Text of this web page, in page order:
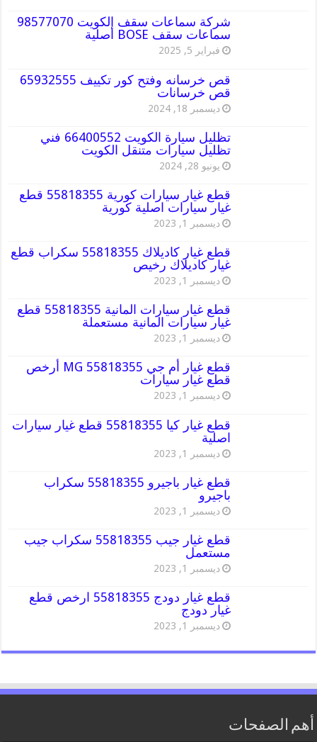
شركة سماعات سقف الكويت 98577070
سماعات سقف BOSE أصلية
فبراير 5, 2025
قص خرسانه وفتح كور تكييف 65932555
قص خرسانات
ديسمبر 18, 2024
تظليل سيارة الكويت 66400552 فني
تظليل سيارات متنقل الكويت
يونيو 28, 2024
قطع غيار سيارات كورية 55818355 قطع
غيار سيارات اصلية كورية
ديسمبر 1, 2023
قطع غيار كاديلاك 55818355 سكراب قطع
غيار كاديلاك رخيص
ديسمبر 1, 2023
قطع غيار سيارات المانية 55818355 قطع
غيار سيارات المانية مستعملة
ديسمبر 1, 2023
قطع غيار أم جي MG 55818355 أرخص
قطع غيار سيارات
ديسمبر 1, 2023
قطع غيار كيا 55818355 قطع غيار سيارات
اصلية
ديسمبر 1, 2023
قطع غيار باجيرو 55818355 سكراب
باجيرو
ديسمبر 1, 2023
قطع غيار جيب 55818355 سكراب جيب
مستعمل
ديسمبر 1, 2023
قطع غيار دودج 55818355 ارخص قطع
غيار دودج
ديسمبر 1, 2023
أهم الصفحات